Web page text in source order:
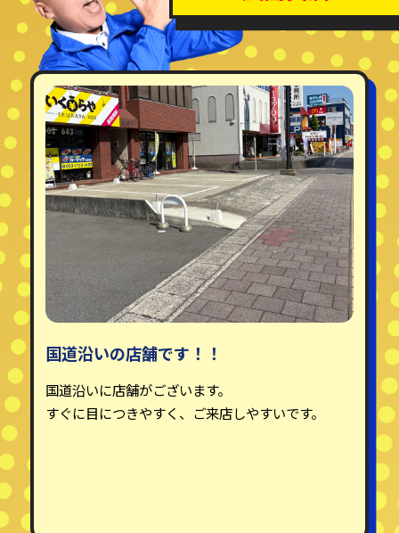
国道沿いの店舗です！！
国道沿いに店舗がございます。
すぐに目につきやすく、ご来店しやすいです。